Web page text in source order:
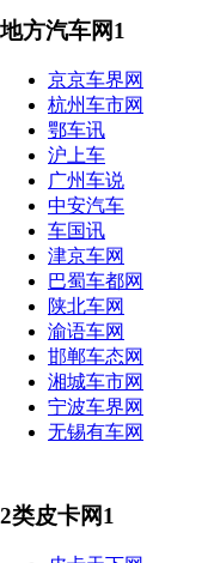
地方汽车网1
京京车界网
杭州车市网
鄂车讯
沪上车
广州车说
中安汽车
车国讯
津京车网
巴蜀车都网
陕北车网
渝语车网
邯郸车态网
湘城车市网
宁波车界网
无锡有车网
2类皮卡网1